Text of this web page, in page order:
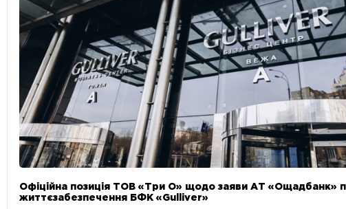
Офіційна позиція ТОВ «Три О» щодо заяви АТ «Ощадбанк»
життєзабезпечення БФК «Gulliver»